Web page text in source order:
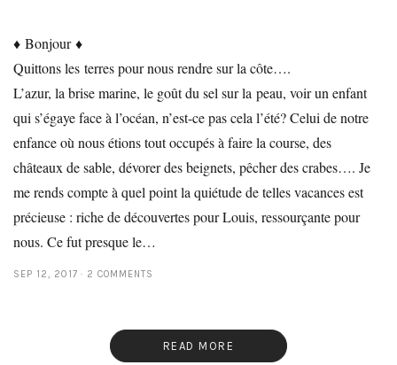
♦ Bonjour ♦
Quittons les terres pour nous rendre sur la côte….
L’azur, la brise marine, le goût du sel sur la peau, voir un enfant
qui s’égaye face à l’océan, n’est-ce pas cela l’été? Celui de notre
enfance où nous étions tout occupés à faire la course, des
châteaux de sable, dévorer des beignets, pêcher des crabes…. Je
me rends compte à quel point la quiétude de telles vacances est
précieuse : riche de découvertes pour Louis, ressourçante pour
nous. Ce fut presque le…
SEP 12, 2017 2 COMMENTS
READ MORE